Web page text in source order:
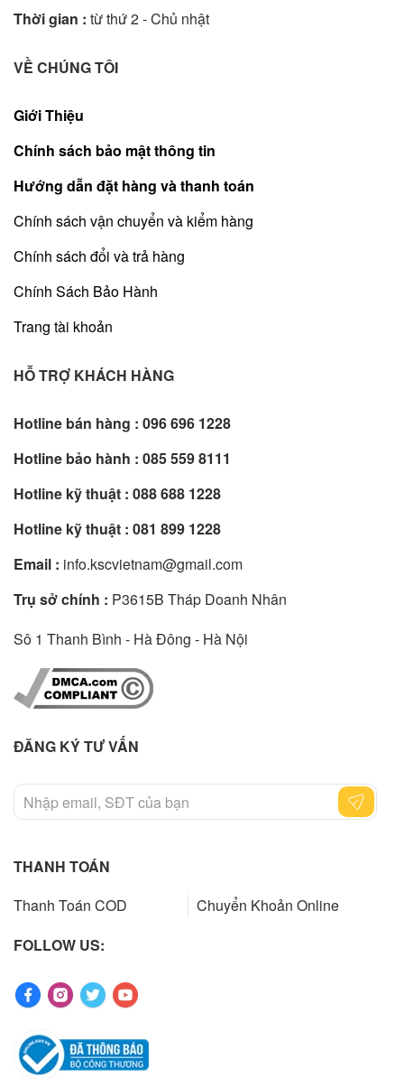
Thời gian : từ thứ 2 - Chủ nhật
VỀ CHÚNG TÔI
Giới Thiệu
Chính sách bảo mật thông tin
Hướng dẫn đặt hàng và thanh toán
Chính sách vận chuyển và kiểm hàng
Chính sách đổi và trả hàng
Chính Sách Bảo Hành
Trang tài khoản
HỖ TRỢ KHÁCH HÀNG
Hotline bán hàng : 096 696 1228
Hotline bảo hành : 085 559 8111
Hotline kỹ thuật : 088 688 1228
Hotline kỹ thuật : 081 899 1228
Email : info.kscvietnam@gmail.com
Trụ sở chính : P3615B Tháp Doanh Nhân
Sô 1 Thanh Bình - Hà Đông - Hà Nội
ĐĂNG KÝ TƯ VẤN
THANH TOÁN
Thanh Toán COD
Chuyển Khoản Online
FOLLOW US: